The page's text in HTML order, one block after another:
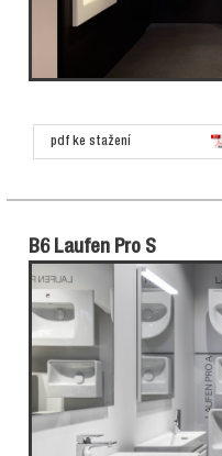
pdf ke stažení
B6 Laufen Pro S